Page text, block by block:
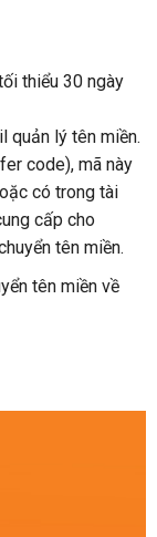
thiểu 30 ngày
quản lý tên miền.
code), mã này
có trong tài
cấp cho
tên miền.
tên miền về